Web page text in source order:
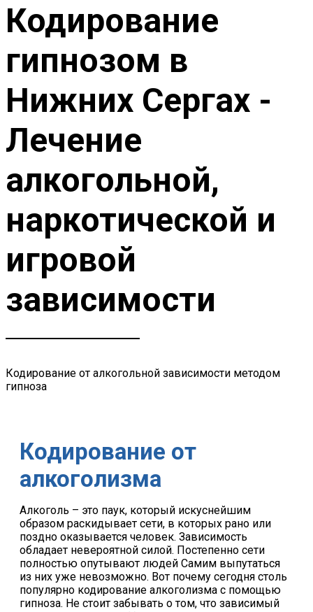
Кодирование
гипнозом в
Нижних Сергах -
Лечение
алкогольной,
наркотической и
игровой
зависимости
Кодирование от алкогольной зависимости методом
гипноза
Кодирование от
алкоголизма
Алкоголь – это паук, который искуснейшим
образом раскидывает сети, в которых рано или
поздно оказывается человек. Зависимость
обладает невероятной силой. Постепенно сети
полностью опутывают людей Самим выпутаться
из них уже невозможно. Вот почему сегодня столь
популярно кодирование алкоголизма с помощью
гипноза. Не стоит забывать о том, что зависимый